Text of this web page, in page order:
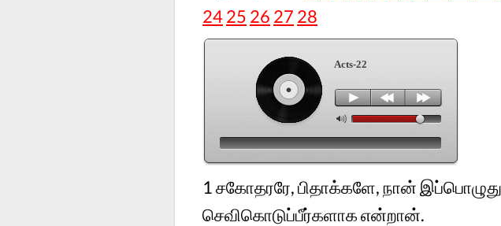
2425 26 27 28
Acts-22
1சகோதரரே, பிதாக்களே, நான்
செவிகொடுப்பீர்களாக என்றான்.